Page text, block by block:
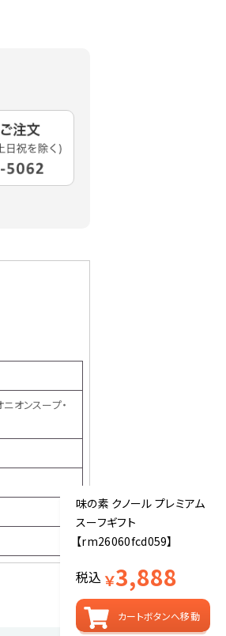
味の素 クノール プレミアム
スーフギフト
【rm26060fcd059】
税込 ￥3,888
カートボタンへ移動
オンスープ・